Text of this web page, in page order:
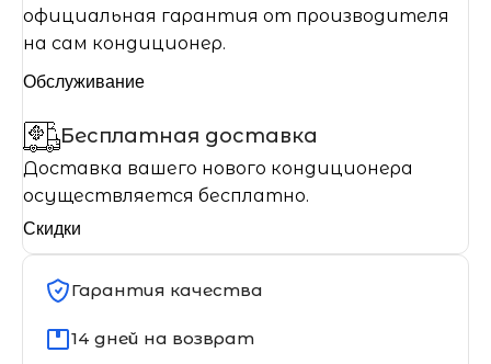
официальная гарантия от производителя
на сам кондиционер.
Обслуживание
Бесплатная доставка
Доставка вашего нового кондиционера
осуществляется бесплатно.
Скидки
Гарантия качества
14 дней на возврат